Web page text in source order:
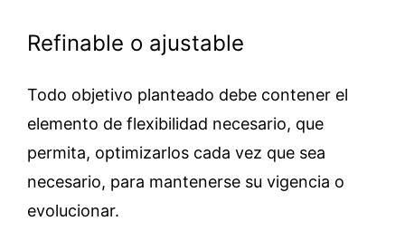
Refinable o ajustable
Todo objetivo planteado debe contener el
elemento de flexibilidad necesario, que
permita, optimizarlos cada vez que sea
necesario, para mantenerse su vigencia o
evolucionar.